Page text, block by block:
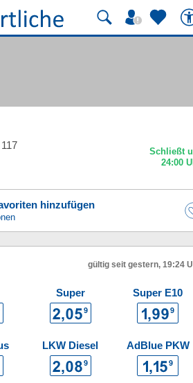
hinzufügen
gültig seit gestern, 19:24
Super Super E10
LKW Diesel AdBlue PKW